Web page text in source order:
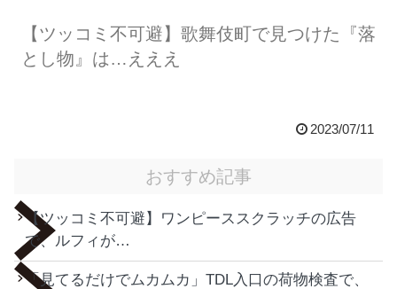
【ツッコミ不可避】歌舞伎町で見つけた『落
とし物』は…えええ
2023/07/11
おすすめ記事
【ツッコミ不可避】ワンピーススクラッチの広告
で、ルフィが…
「見てるだけでムカムカ」TDL入口の荷物検査で、